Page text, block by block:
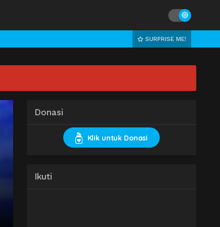
SURPRISE ME!
Donasi
Klik untuk Donasi
Ikuti